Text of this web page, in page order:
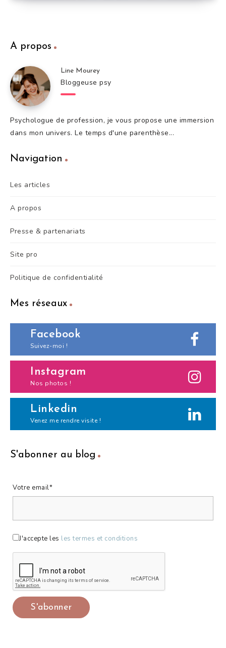
A propos
Line Mourey
Bloggeuse psy
Psychologue de profession, je vous propose une immersion
dans mon univers. Le temps d'une parenthèse...
Navigation
Les articles
A propos
Presse & partenariats
Site pro
Politique de confidentialité
Mes réseaux
Facebook
Suivez-moi !
Instagram
Nos photos !
Linkedin
Venez me rendre visite !
S'abonner au blog
Votre email*
J'accepte les les termes et conditions